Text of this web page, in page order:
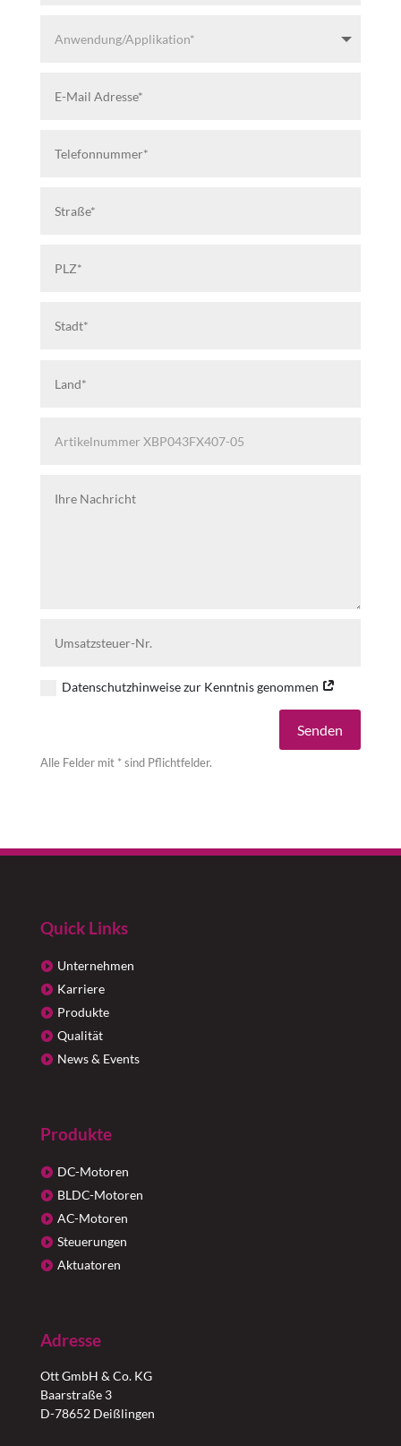
Datenschutzhinweise zur Kenntnis genommen
Senden
Alle Felder mit * sind Pflichtfelder.
Quick Links
Unternehmen
Karriere
Produkte
Qualität
News & Events
Produkte
DC-Motoren
BLDC-Motoren
AC-Motoren
Steuerungen
Aktuatoren
Adresse
Ott GmbH & Co. KG
Baarstraße 3
D-78652 Deißlingen